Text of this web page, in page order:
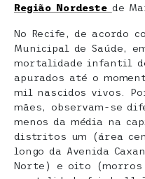
Região Nordeste de
No Recife, de acordo
Municipal de Saúde,
mortalidade infantil de
apurados até o
mil nascidos vivos.
mães, observam-se
menos da média na
distritos um (área
longo da Avenida
Norte) e oito (morros